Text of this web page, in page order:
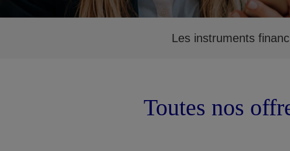
Les instruments
Toutes nos